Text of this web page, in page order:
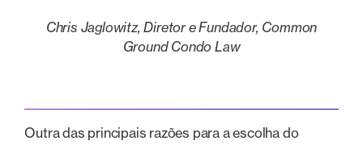
Chris Jaglowitz, Diretor e Fundador, Common
Ground Condo Law
Outra das principais razões para a escolha do